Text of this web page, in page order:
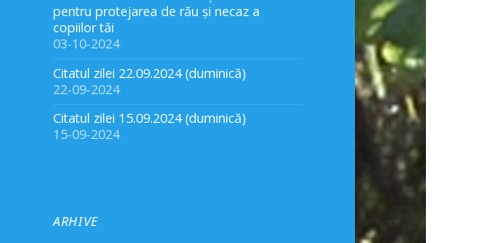
pentru protejarea de rău și necaz a
copiilor tăi
03-10-2024
Citatul zilei 22.09.2024 (duminică)
22-09-2024
Citatul zilei 15.09.2024 (duminică)
15-09-2024
ARHIVE